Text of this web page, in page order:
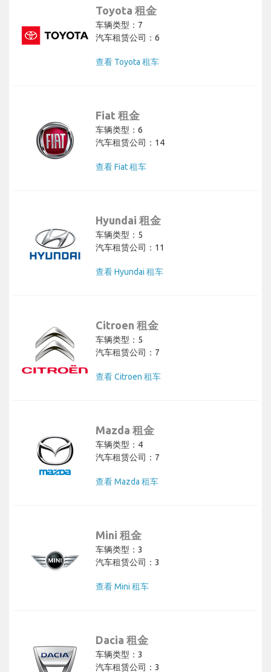
Toyota 租金
车辆类型：7
汽车租赁公司：6
查看 Toyota 租车
Fiat 租金
车辆类型：6
汽车租赁公司：14
查看 Fiat 租车
Hyundai 租金
车辆类型：5
汽车租赁公司：11
查看 Hyundai 租车
Citroen 租金
车辆类型：5
汽车租赁公司：7
查看 Citroen 租车
Mazda 租金
车辆类型：4
汽车租赁公司：7
查看 Mazda 租车
Mini 租金
车辆类型：3
汽车租赁公司：3
查看 Mini 租车
Dacia 租金
车辆类型：3
汽车租赁公司：3